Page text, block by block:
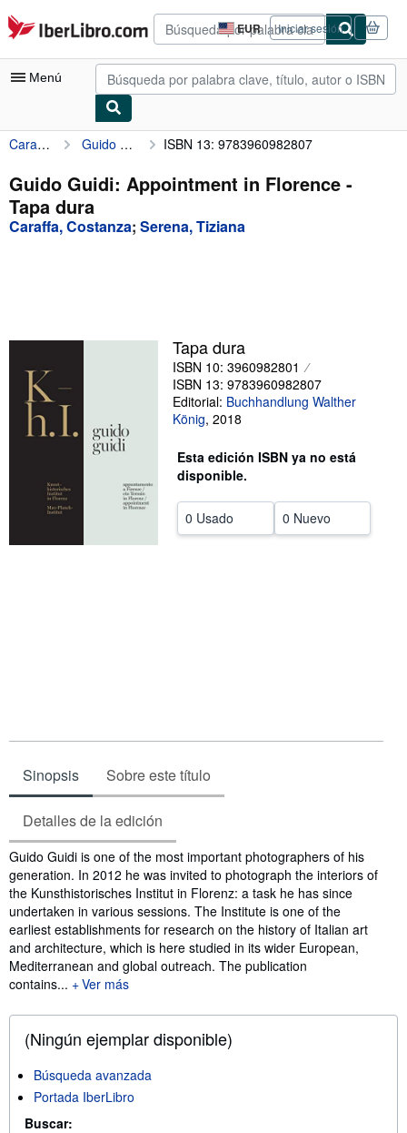
Pasar al contenido principal
IberLibro.com EUR
Preferencias
de
compra
del
Iniciar sesión
Menú
Mi cuenta
Consultar mis pedidos
Búsqueda avanzada
Vendedores
Comenzar a vender
Ayuda
CERRAR
Caraffa, Costanza Guido Guidi: Appointment in Florence ISBN 13: 9783960982807
Guido Guidi: Appointment in Florence -
Tapa dura
Caraffa, Costanza; Serena, Tiziana
Tapa dura
ISBN 10: 3960982801
ISBN 13: 9783960982807
Editorial: Buchhandlung Walther
König, 2018
Esta edición ISBN ya no está
disponible.
0 Usado 0 Nuevo
Sinopsis Sobre este título
Detalles de la edición
Sinopsis
Guido Guidi is one of the most important photographers of his
generation. In 2012 he was invited to photograph the interiors of
the Kunsthistorisches Institut in Florenz: a task he has since
undertaken in various sessions. The Institute is one of the
earliest establishments for research on the history of Italian art
and architecture, which is here studied in its wider European,
Mediterranean and global outreach. The publication
contains...
Ver más
(Ningún ejemplar disponible)
Búsqueda avanzada
Portada IberLibro
Buscar: